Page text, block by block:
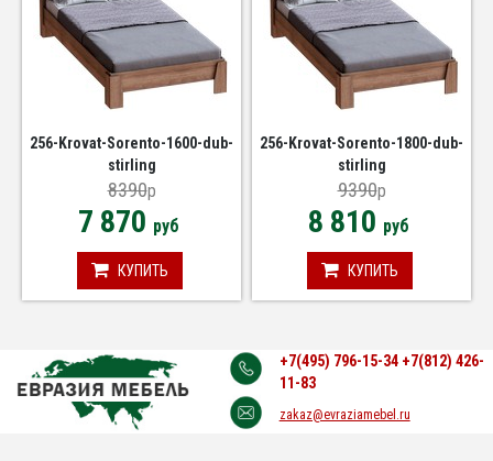
256-Krovat-Sorento-1600-dub-
stirling
8390p
7 870 руб
КУПИТЬ
256-Krovat-Sorento-1800-dub-
stirling
9390p
8 810 руб
КУПИТЬ
+7(495) 796-15-34 +7(812) 426-
11-83
zakaz@evraziamebel.ru